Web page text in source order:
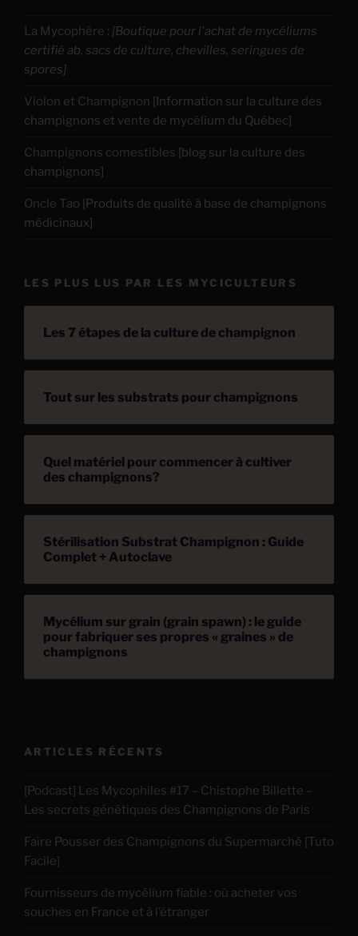
La Mycophère : [Boutique pour l'achat de mycéliums
certifié ab, sacs de culture, chevilles, seringues de
spores]
Violon et Champignon [Information sur la culture des
champignons et vente de mycélium du Québec]
Champignons comestibles [blog sur la culture des
champignons]
Oncle Tao [Produits de qualité à base de champignons
médicinaux]
LES PLUS LUS PAR LES MYCICULTEURS
Les 7 étapes de la culture de champignon
Tout sur les substrats pour champignons
Quel matériel pour commencer à cultiver
des champignons?
Stérilisation Substrat Champignon : Guide
Complet + Autoclave
Mycélium sur grain (grain spawn) : le guide
pour fabriquer ses propres « graines » de
champignons
ARTICLES RÉCENTS
[Podcast] Les Mycophiles #17 – Chistophe Billette –
Les secrets génétiques des Champignons de Paris
Faire Pousser des Champignons du Supermarché [Tuto
Facile]
Fournisseurs de mycélium fiable : où acheter vos
souches en France et à l’étranger